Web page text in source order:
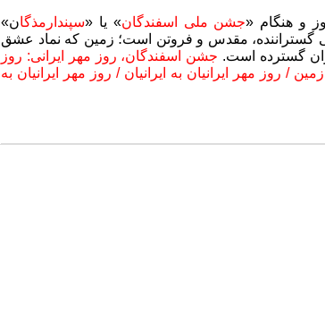
و هنگام «جشن ملی اسفندگان» یا «سپندارمذگان»
گستراننده، مقدس و فروتن است؛ زمین که نماد عشق
گسترده است. جشن اسفندگان، روز مهر ایرانی: روز
روز مهر ایرانیان به ایرانیان / روز مهر ایرانیان به